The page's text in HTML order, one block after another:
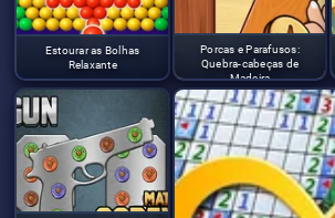
Estourar as Bolhas
Relaxante
Porcas e Parafusos:
Quebra-cabeças de
Madeira